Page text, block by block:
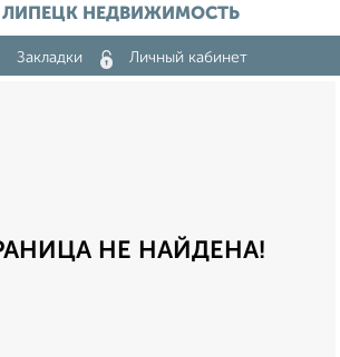
ЛИПЕЦК НЕДВИЖИМОСТЬ
Закладки Личный кабинет
НЕ НАЙДЕНА!